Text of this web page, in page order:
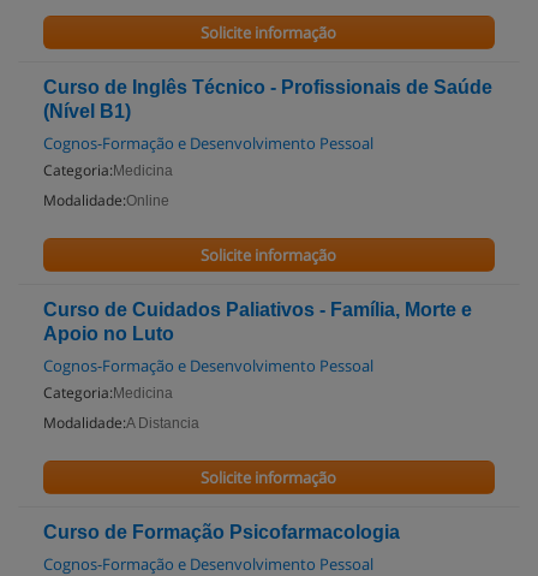
Solicite informação
Curso de Inglês Técnico - Profissionais de Saúde
(Nível B1)
Cognos-Formação e Desenvolvimento Pessoal
Categoria: Medicina
Modalidade:Online
Solicite informação
Curso de Cuidados Paliativos - Família, Morte e
Apoio no Luto
Cognos-Formação e Desenvolvimento Pessoal
Categoria: Medicina
Modalidade:A Distancia
Solicite informação
Curso de Formação Psicofarmacologia
Cognos-Formação e Desenvolvimento Pessoal